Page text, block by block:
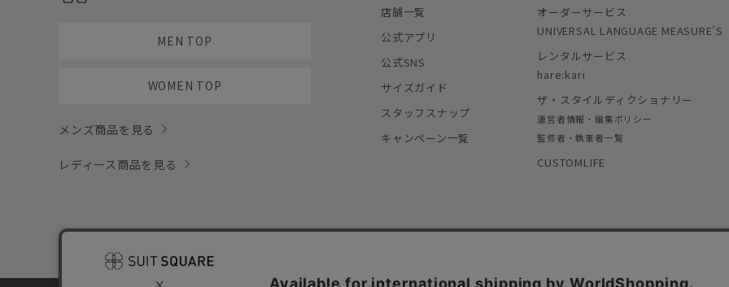
MEN TOP
WOMEN TOP
メンズ商品を見る
レディース商品を見る
店舗一覧
公式アプリ
公式SNS
サイズガイド
スタッフスナップ
キャンペーン一覧
オーダーサービス
UNIVERSAL LANGUAGE MEASURE’S
レンタルサービス
hare:kari
ザ・スタイルディクショナリー
運営者情報・編集ポリシー
監修者・執筆者一覧
CUSTOMLIFE